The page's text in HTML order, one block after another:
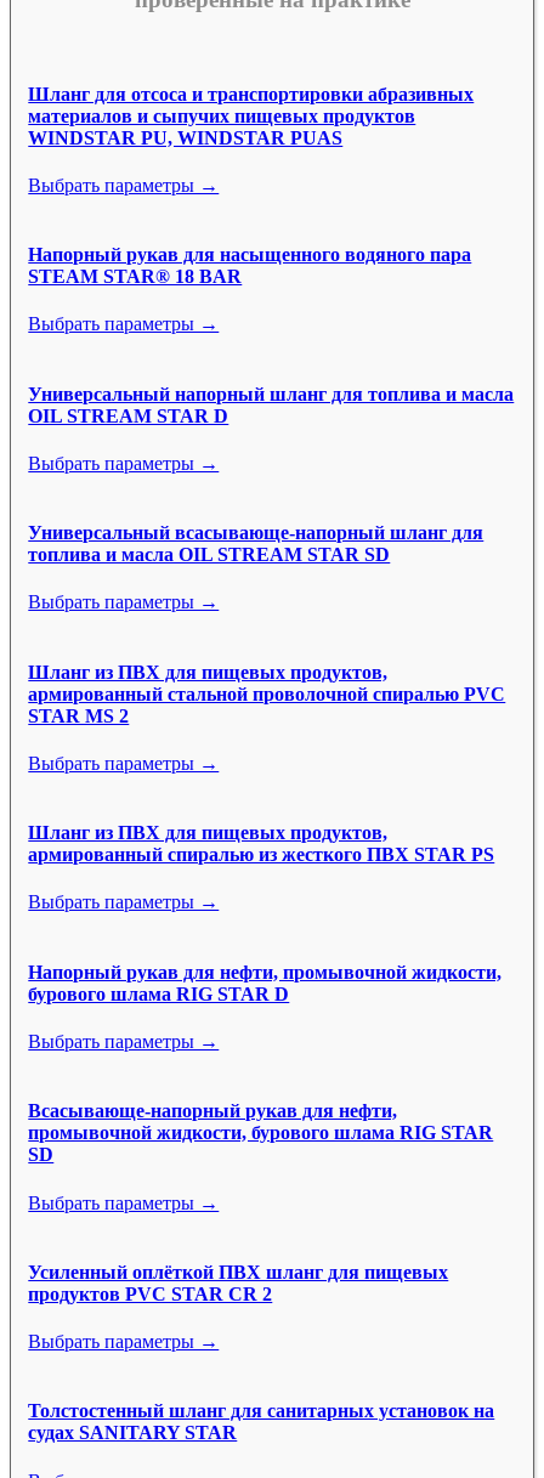
Шланг для отсоса и транспортировки абразивных
материалов и сыпучих пищевых продуктов
WINDSTAR PU, WINDSTAR PUAS
Выбрать параметры →
Напорный рукав для насыщенного водяного пара
STEAM STAR® 18 BAR
Выбрать параметры →
Универсальный напорный шланг для топлива и масла
OIL STREAM STAR D
Выбрать параметры →
Универсальный всасывающе-напорный шланг для
топлива и масла OIL STREAM STAR SD
Выбрать параметры →
Шланг из ПВХ для пищевых продуктов,
армированный стальной проволочной спиралью PVC
STAR MS 2
Выбрать параметры →
Шланг из ПВХ для пищевых продуктов,
армированный спиралью из жесткого ПВХ STAR PS
Выбрать параметры →
Напорный рукав для нефти, промывочной жидкости,
бурового шлама RIG STAR D
Выбрать параметры →
Всасывающе-напорный рукав для нефти,
промывочной жидкости, бурового шлама RIG STAR
SD
Выбрать параметры →
Усиленный оплёткой ПВХ шланг для пищевых
продуктов PVC STAR CR 2
Выбрать параметры →
Толстостенный шланг для санитарных установок на
судах SANITARY STAR